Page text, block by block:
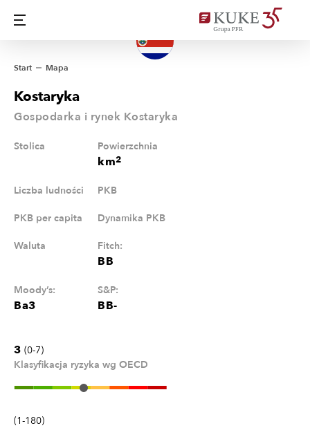
Start Mapa
Kostaryka
Gospodarka i rynek Kostaryka
Stolica
km2
Powierzchnia
Liczba ludności PKB
PKB per capita Dynamika PKB
Waluta
BB
Fitch:
Ba3
Moody’s:
BB-
S&P:
3 (0-7)
Klasyfikacja ryzyka wg OECD
(1-180)